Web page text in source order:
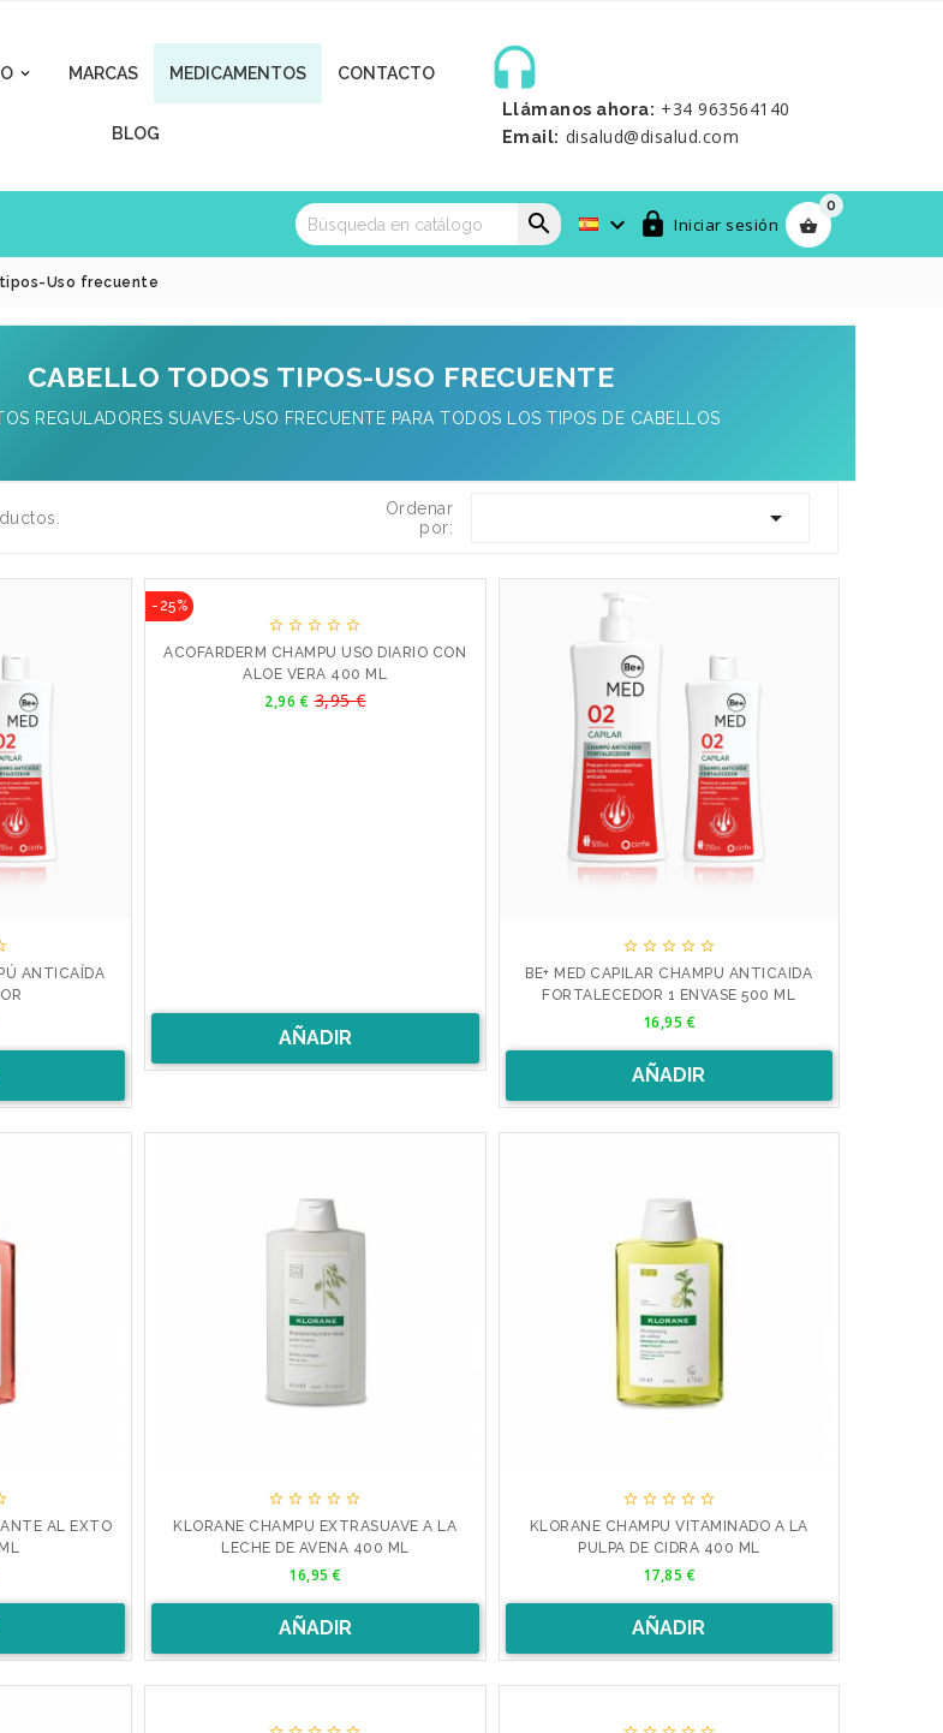
 MARCAS MEDICAMENTOS CONTACTO
BLOG

Llámanos ahora: +34 963564140
Email: disalud@disalud.com

0
 Iniciar sesión


Uso frecuente
CABELLO TODOS TIPOS-USO FRECUENTE
REGULADORES SUAVES-USO FRECUENTE PARA TODOS LOS TIPOS DE CABELLOS
Ordenar
por:

ANTICAÍDA
    
ACOFARDERM CHAMPU USO DIARIO CON
ALOE VERA 400 ML
Precio
2,96 €Precio
3,95 €
-25%
AÑADIR
    
BE+ MED CAPILAR CHAMPU ANTICAIDA
FORTALECEDOR 1 ENVASE 500 ML
Precio
16,95 €
AÑADIR
AL EXTO
    
KLORANE CHAMPU EXTRASUAVE A LA
LECHE DE AVENA 400 ML
Precio
16,95 €
AÑADIR
    
KLORANE CHAMPU VITAMINADO A LA
PULPA DE CIDRA 400 ML
Precio
17,85 €
AÑADIR